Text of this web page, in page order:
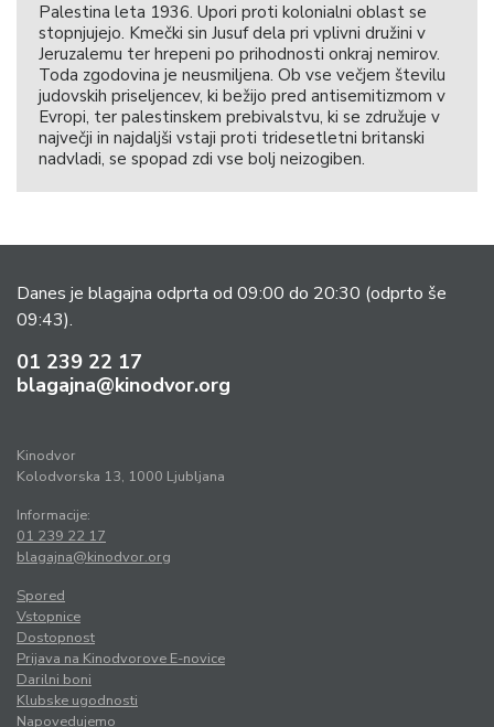
Palestina leta 1936. Upori proti kolonialni oblast se
stopnjujejo. Kmečki sin Jusuf dela pri vplivni družini v
Jeruzalemu ter hrepeni po prihodnosti onkraj nemirov.
Toda zgodovina je neusmiljena. Ob vse večjem številu
judovskih priseljencev, ki bežijo pred antisemitizmom v
Evropi, ter palestinskem prebivalstvu, ki se združuje v
največji in najdaljši vstaji proti tridesetletni britanski
nadvladi, se spopad zdi vse bolj neizogiben.
Danes je blagajna odprta od 09:00 do 20:30 (odprto še
09:43).
01 239 22 17
blagajna@kinodvor.org
Kinodvor
Kolodvorska 13, 1000 Ljubljana
Informacije:
01 239 22 17
blagajna@kinodvor.org
Spored
Vstopnice
Dostopnost
Prijava na Kinodvorove E-novice
Darilni boni
Klubske ugodnosti
Napovedujemo